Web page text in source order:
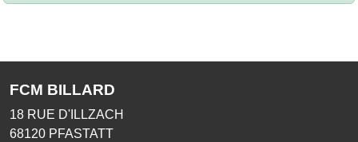
FCM BILLARD
18 RUE D'ILLZACH
68120 PFASTATT